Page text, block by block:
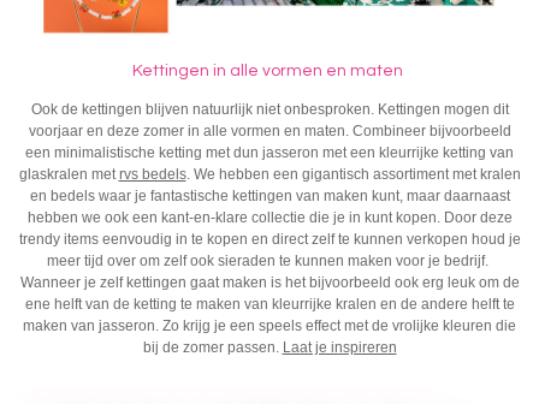
Kettingen in alle vormen en maten
Ook de kettingen blijven natuurlijk niet onbesproken. Kettingen mogen dit
voorjaar en deze zomer in alle vormen en maten. Combineer bijvoorbeeld
een minimalistische ketting met dun jasseron met een kleurrijke ketting van
glaskralen met rvs bedels. We hebben een gigantisch assortiment met kralen
en bedels waar je fantastische kettingen van maken kunt, maar daarnaast
hebben we ook een kant-en-klare collectie die je in kunt kopen. Door deze
trendy items eenvoudig in te kopen en direct zelf te kunnen verkopen houd je
meer tijd over om zelf ook sieraden te kunnen maken voor je bedrijf.
Wanneer je zelf kettingen gaat maken is het bijvoorbeeld ook erg leuk om de
ene helft van de ketting te maken van kleurrijke kralen en de andere helft te
maken van jasseron. Zo krijg je een speels effect met de vrolijke kleuren die
bij de zomer passen. Laat je inspireren